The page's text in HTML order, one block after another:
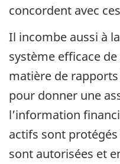
concordent avec
Il incombe aussi à
système efficace
matière de
pour donner une
l’information
actifs sont
sont autorisées et